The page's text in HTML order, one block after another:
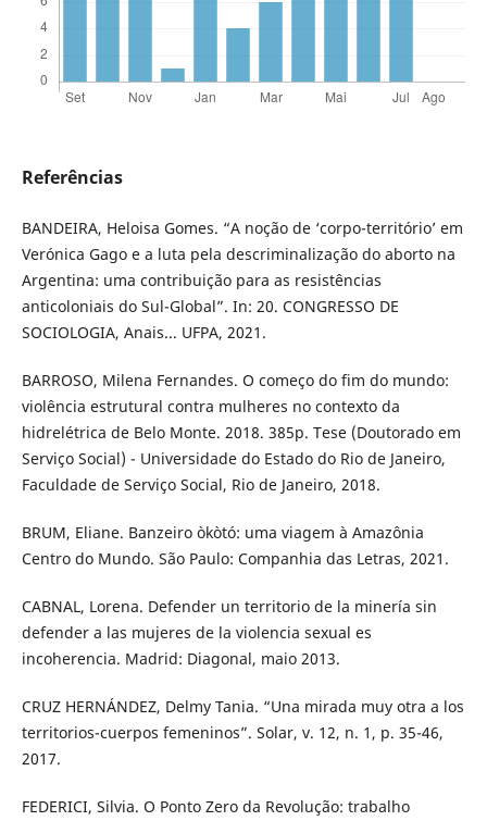
Referências
BANDEIRA, Heloisa Gomes. “A noção de ‘corpo-território’ em
Verónica Gago e a luta pela descriminalização do aborto na
Argentina: uma contribuição para as resistências
anticoloniais do Sul-Global”. In: 20. CONGRESSO DE
SOCIOLOGIA, Anais... UFPA, 2021.
BARROSO, Milena Fernandes. O começo do fim do mundo:
violência estrutural contra mulheres no contexto da
hidrelétrica de Belo Monte. 2018. 385p. Tese (Doutorado em
Serviço Social) - Universidade do Estado do Rio de Janeiro,
Faculdade de Serviço Social, Rio de Janeiro, 2018.
BRUM, Eliane. Banzeiro òkòtó: uma viagem à Amazônia
Centro do Mundo. São Paulo: Companhia das Letras, 2021.
CABNAL, Lorena. Defender un territorio de la minería sin
defender a las mujeres de la violencia sexual es
incoherencia. Madrid: Diagonal, maio 2013.
CRUZ HERNÁNDEZ, Delmy Tania. “Una mirada muy otra a los
territorios-cuerpos femeninos”. Solar, v. 12, n. 1, p. 35-46,
2017.
FEDERICI, Silvia. O Ponto Zero da Revolução: trabalho